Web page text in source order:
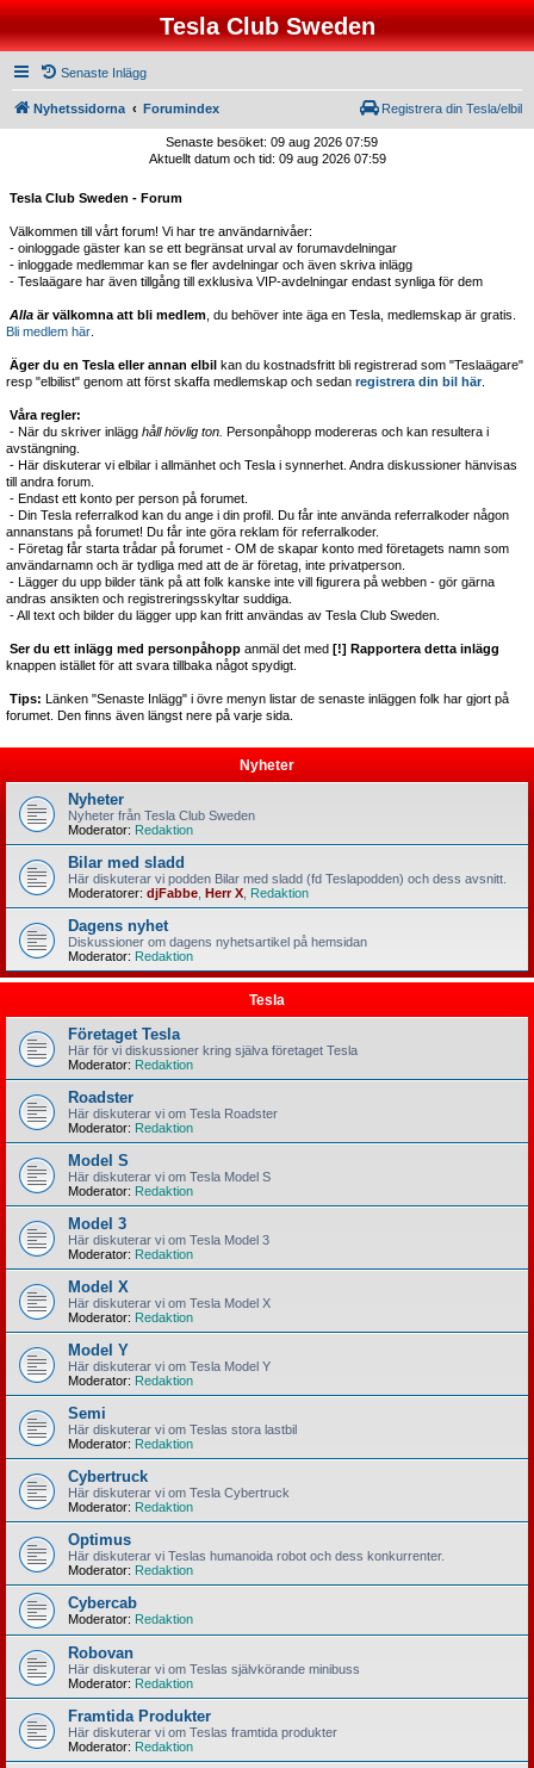
Tesla Club Sweden
Senaste Inlägg
Nyhetssidorna Forumindex Registrera din Tesla/elbil
Senaste besöket: 09 aug 2026 07:59
Aktuellt datum och tid: 09 aug 2026 07:59
Tesla Club Sweden - Forum
Välkommen till vårt forum! Vi har tre användarnivåer:
- oinloggade gäster kan se ett begränsat urval av forumavdelningar
- inloggade medlemmar kan se fler avdelningar och även skriva inlägg
- Teslaägare har även tillgång till exklusiva VIP-avdelningar endast synliga för dem
Alla är välkomna att bli medlem , du behöver inte äga en Tesla, medlemskap är gratis.
Bli medlem här
Äger du en Tesla eller annan elbil kan du kostnadsfritt bli registrerad som "Teslaägare"
resp "elbilist" genom att först skaffa medlemskap och sedan registrera din bil här.
Våra regler:
- När du skriver inlägg håll hövlig ton. Personpåhopp modereras och kan resultera i
avstängning.
- Här diskuterar vi elbilar i allmänhet och Tesla i synnerhet. Andra diskussioner hänvisas
till andra forum.
- Endast ett konto per person på forumet.
- Din Tesla referralkod kan du ange i din profil. Du får inte använda referralkoder någon
annanstans på forumet! Du får inte göra reklam för referralkoder.
- Företag får starta trådar på forumet - OM de skapar konto med företagets namn som
användarnamn och är tydliga med att de är företag, inte privatperson.
- Lägger du upp bilder tänk på att folk kanske inte vill figurera på webben - gör gärna
andras ansikten och registreringsskyltar suddiga.
- All text och bilder du lägger upp kan fritt användas av Tesla Club Sweden.
Ser du ett inlägg med personpåhopp anmäl det med [!] Rapportera detta inlägg
knappen istället för att svara tillbaka något spydigt.
Tips: Länken "Senaste Inlägg" i övre menyn listar de senaste inläggen folk har gjort på
forumet. Den finns även längst nere på varje sida.
Nyheter
Nyheter
Nyheter från Tesla Club Sweden
Moderator: Redaktion
Bilar med sladd
Här diskuterar vi podden Bilar med sladd (fd Teslapodden) och dess avsnitt.
Moderatorer: djFabbe Herr X Redaktion
Dagens nyhet
Diskussioner om dagens nyhetsartikel på hemsidan
Moderator: Redaktion
Tesla
Företaget Tesla
Här för vi diskussioner kring själva företaget Tesla
Moderator: Redaktion
Roadster
Här diskuterar vi om Tesla Roadster
Moderator: Redaktion
Model S
Här diskuterar vi om Tesla Model S
Moderator: Redaktion
Model 3
Här diskuterar vi om Tesla Model 3
Moderator: Redaktion
Model X
Här diskuterar vi om Tesla Model X
Moderator: Redaktion
Model Y
Här diskuterar vi om Tesla Model Y
Moderator: Redaktion
Semi
Här diskuterar vi om Teslas stora lastbil
Moderator: Redaktion
Cybertruck
Här diskuterar vi om Tesla Cybertruck
Moderator: Redaktion
Optimus
Här diskuterar vi Teslas humanoida robot och dess konkurrenter.
Moderator: Redaktion
Cybercab
Moderator: Redaktion
Robovan
Här diskuterar vi om Teslas självkörande minibuss
Moderator: Redaktion
Framtida Produkter
Här diskuterar vi om Teslas framtida produkter
Moderator: Redaktion